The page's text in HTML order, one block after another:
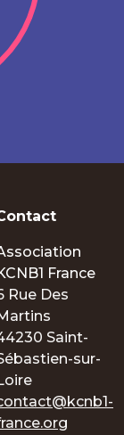
France
Rue Des
Saint-
sur-